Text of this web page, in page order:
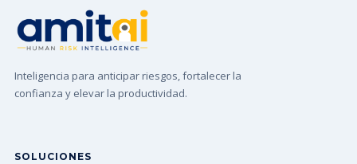
Inteligencia para anticipar riesgos, fortalecer la
confianza y elevar la productividad.
SOLUCIONES